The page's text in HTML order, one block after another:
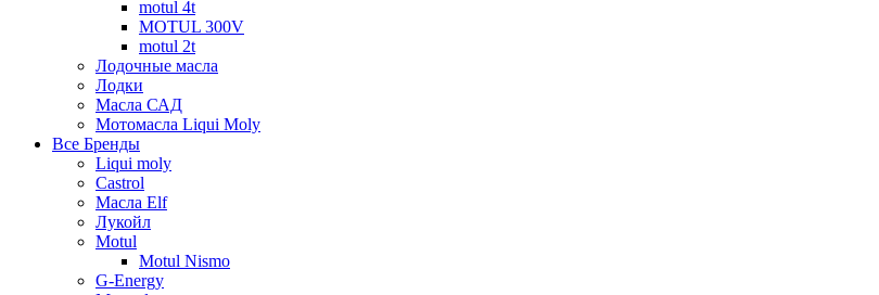
motul 4t
MOTUL 300V
motul 2t
Лодочные масла
Лодки
Масла САД
Мотомасла Liqui Moly
Все Бренды
Liqui moly
Castrol
Масла Elf
Лукойл
Motul
Motul Nismo
G-Energy